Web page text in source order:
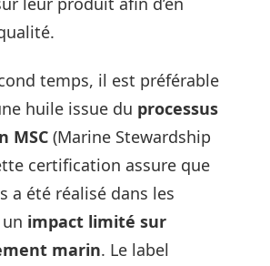
temps, il est préférable
huile issue du processus
MSC (Marine Stewardship
certification assure que
a été réalisé dans les
impact limité sur
marin. Le label